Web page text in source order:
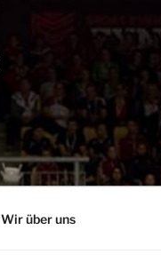
Wir über uns